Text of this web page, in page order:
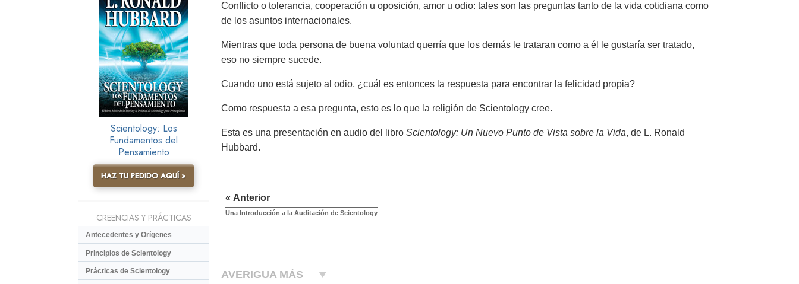
Conflicto o tolerancia, cooperación u oposición, amor u odio: tales son las preguntas tanto de la vida cotidiana como
de los asuntos internacionales.
Mientras que toda persona de buena voluntad querría que los demás le trataran como a él le gustaría ser tratado,
eso no siempre sucede.
Cuando uno está sujeto al odio, ¿cuál es entonces la respuesta para encontrar la felicidad propia?
Como respuesta a esa pregunta, esto es lo que la religión de Scientology cree.
Esta es una presentación en audio del libro Scientology: Un Nuevo Punto de Vista sobre la Vida, de L. Ronald
Hubbard.
« Anterior
Una Introducción a la Auditación de Scientology
AVERIGUA MÁS
Scientology: Los
Fundamentos del
Pensamiento
HAZ TU PEDIDO AQUÍ »
CREENCIAS Y PRÁCTICAS
Antecedentes y Orígenes
Principios de Scientology
Prácticas de Scientology